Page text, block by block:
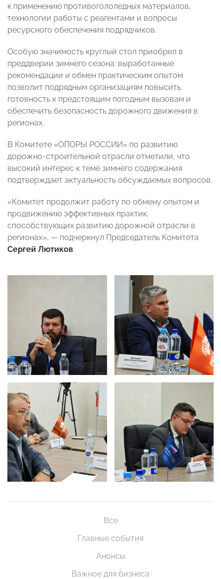
к применению противогололедных материалов,
технологии работы с реагентами и вопросы
ресурсного обеспечения подрядчиков.
Особую значимость круглый стол приобрел в
преддверии зимнего сезона: выработанные
рекомендации и обмен практическим опытом
позволит подрядным организациям повысить
готовность к предстоящим погодным вызовам и
обеспечить безопасность дорожного движения в
регионах.
В Комитете «ОПОРЫ РОССИИ» по развитию
дорожно-строительной отрасли отметили, что
высокий интерес к теме зимнего содержания
подтверждает актуальность обсуждаемых вопросов.
«Комитет продолжит работу по обмену опытом и
продвижению эффективных практик,
способствующих развитию дорожной отрасли в
регионах», — подчеркнул Председатель Комитета
Сергей Лютиков.
Все
Главные события
Анонсы
Важное для бизнеса